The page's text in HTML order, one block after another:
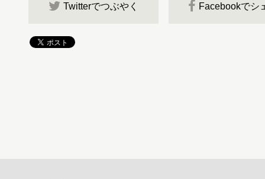
Twitterでつぶやく Facebookでシ